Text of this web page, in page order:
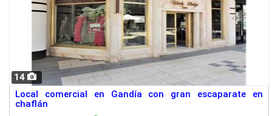
14
Local comercial en Gandía con gran escaparate en
chaflán